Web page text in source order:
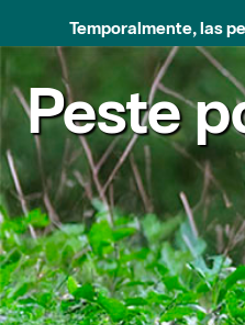
Temporalmente, las
Peste